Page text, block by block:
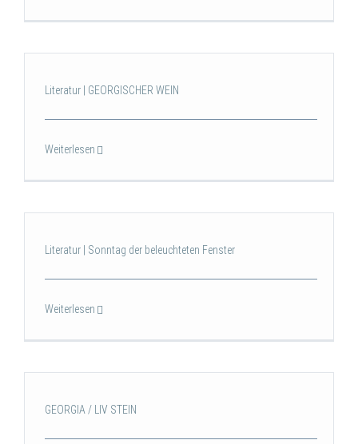
Literatur | GEORGISCHER WEIN
Weiterlesen
Literatur | Sonntag der beleuchteten Fenster
Weiterlesen
GEORGIA / LIV STEIN